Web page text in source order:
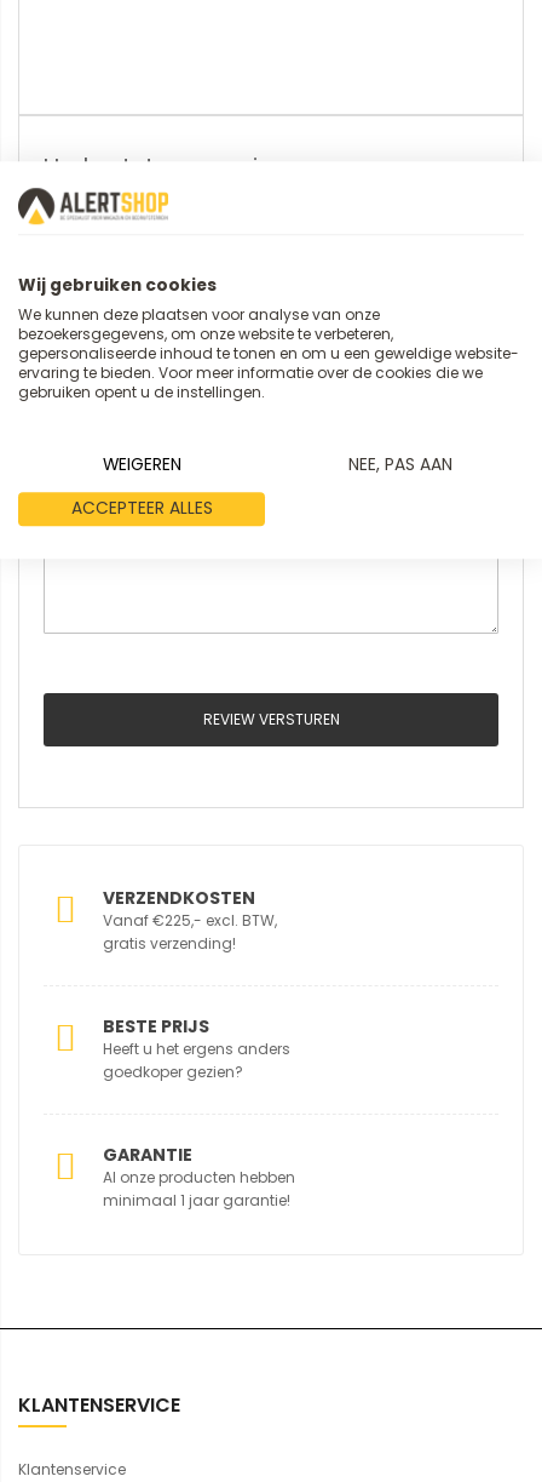
U plaatst een review over:
Oplegdeksel voor RAKO bak,
300x200mm
Uw naam
Samenvatting
Review
REVIEW VERSTUREN
VERZENDKOSTEN
Vanaf €225,- excl. BTW,
gratis verzending!
BESTE PRIJS
Heeft u het ergens anders
goedkoper gezien?
GARANTIE
Al onze producten hebben
minimaal 1 jaar garantie!
KLANTENSERVICE
Klantenservice
Wij gebruiken cookies
We kunnen deze plaatsen voor analyse van onze
bezoekersgegevens, om onze website te verbeteren,
gepersonaliseerde inhoud te tonen en om u een geweldige website-
ervaring te bieden. Voor meer informatie over de cookies die we
gebruiken opent u de instellingen.
WEIGEREN
NEE, PAS AAN
ACCEPTEER ALLES